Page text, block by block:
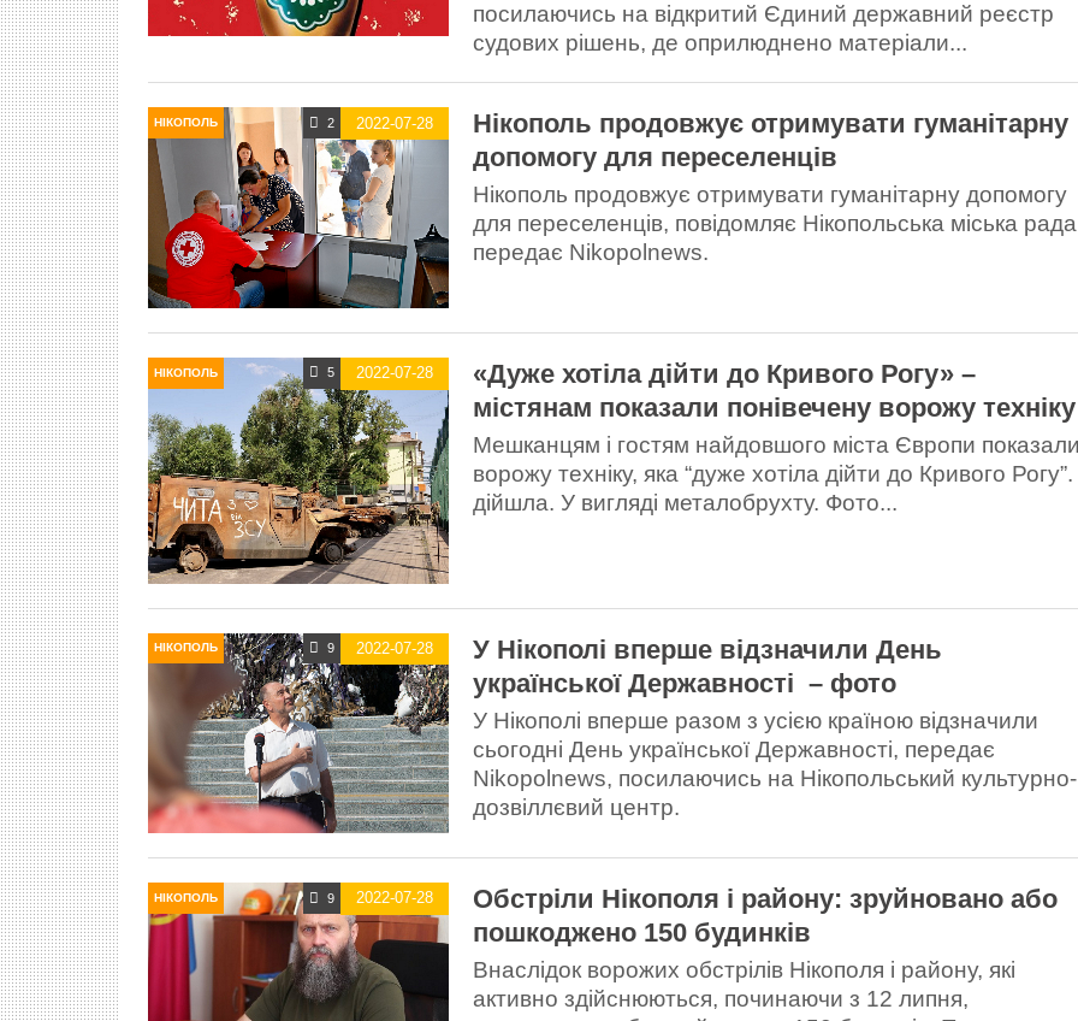
посилаючись на відкритий Єдиний державний реєстр
судових рішень, де оприлюднено матеріали...
НІКОПОЛЬ 2022-07-28
2
Нікополь продовжує отримувати гуманітарну
допомогу для переселенців
Нікополь продовжує отримувати гуманітарну допомогу
для переселенців, повідомляє Нікопольська міська
передає Nikopolnews.
НІКОПОЛЬ 2022-07-28
5
«Дуже хотіла дійти до Кривого Рогу» –
містянам показали понівечену ворожу техніку
Мешканцям і гостям найдовшого міста Європи
ворожу техніку, яка “дуже хотіла дійти до Кривого Рогу”.
дійшла. У вигляді металобрухту. Фото...
НІКОПОЛЬ 2022-07-28
9
У Нікополі вперше відзначили День
української Державності – фото
У Нікополі вперше разом з усією країною відзначили
сьогодні День української Державності, передає
Nikopolnews, посилаючись на Нікопольський культурно-
дозвіллєвий центр.
НІКОПОЛЬ 2022-07-28
9
Обстріли Нікополя і району: зруйновано або
пошкоджено 150 будинків
Внаслідок ворожих обстрілів Нікополя і району, які
активно здійснюються, починаючи з 12 липня,